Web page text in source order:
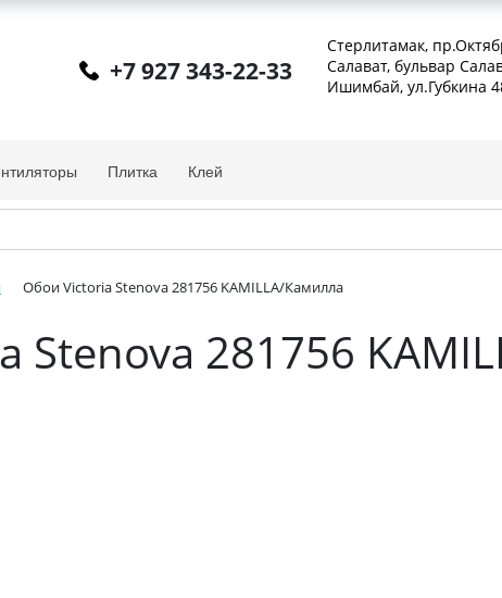
+7 927 343-22-33
Стерлитамак,
Салават, бульвар
Ишимбай, ул.Губкина
Плитка Клей
Обои Victoria Stenova 281756 KAMILLA/Камилла
Stenova 281756